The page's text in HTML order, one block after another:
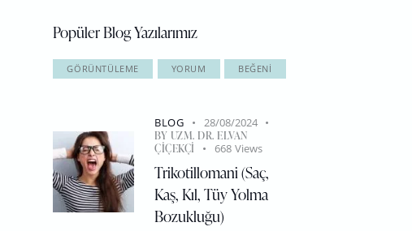
Popüler Blog Yazılarımız
GÖRÜNTÜLEME YORUM BEĞENI
BLOG
28/08/2024
BY UZM. DR. ELVAN
ÇIÇEKÇI
668 Views
Trikotillomani (Saç,
Kaş, Kıl, Tüy Yolma
Bozukluğu)